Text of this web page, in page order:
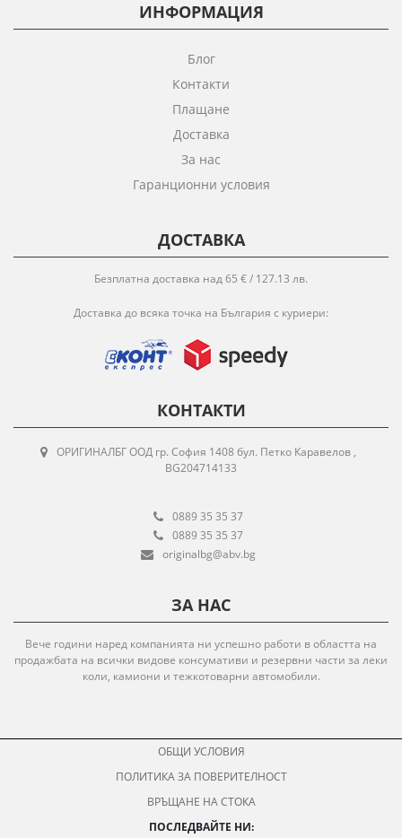
ИНФОРМАЦИЯ
Блог
Контакти
Плащане
Доставка
За нас
Гаранционни условия
ДОСТАВКА
Безплатна доставка над 65 € / 127.13 лв.
Доставка до всяка точка на България с куриери:
КОНТАКТИ
ОРИГИНАЛБГ ООД гр. София 1408 бул. Петко Каравелов ,
BG204714133
0889 35 35 37
0889 35 35 37
originalbg@abv.bg
ЗА НАС
Вече години наред компанията ни успешно работи в областта на
продажбата на всички видове консумативи и резервни части за леки
коли, камиони и тежкотоварни автомобили.
ОБЩИ УСЛОВИЯ
ПОЛИТИКА ЗА ПОВЕРИТЕЛНОСТ
ВРЪЩАНЕ НА СТОКА
ПОСЛЕДВАЙТЕ НИ: